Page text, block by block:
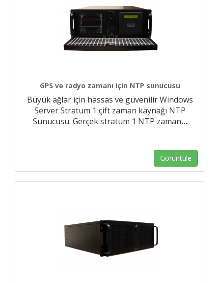
GPS ve radyo zamanı için NTP sunucusu
Büyük ağlar için hassas ve güvenilir Windows
Server Stratum 1 çift zaman kaynağı NTP
Sunucusu. Gerçek stratum 1 NTP zaman…
Görüntüle